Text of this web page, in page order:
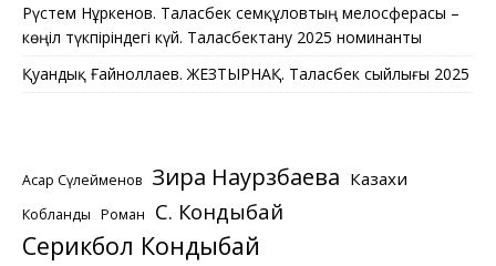
Рүстем Нұркенов. Таласбек Әсемқұловтың мелосферасы –
көңіл түкпіріндегі күй. Таласбектану 2025 номинанты
Қуандық Ғайноллаев. ЖЕЗТЫРНАҚ. Таласбек сыйлығы 2025
Асқар Сүлейменов Зира Наурзбаева Казахи
Кобланды Роман С. Кондыбай
Серикбол Кондыбай